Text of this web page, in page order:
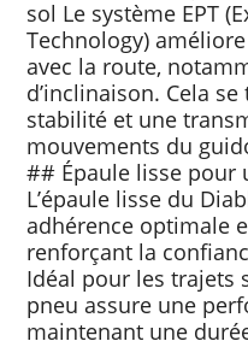
sol Le système EPT
Technology)
avec la route,
d’inclinaison. Cela
stabilité et une
mouvements du
## Épaule lisse pour
L’épaule lisse du
adhérence optimale
renforçant la
Idéal pour les trajets
pneu assure une
maintenant une